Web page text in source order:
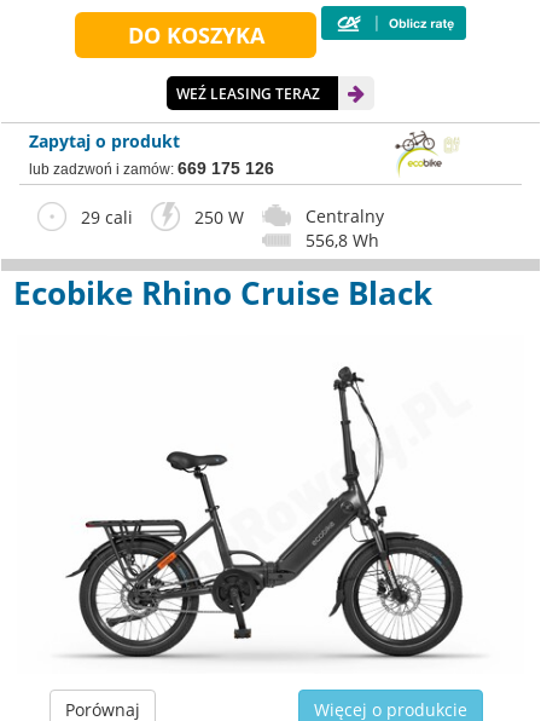
WEŹ LEASING TERAZ
Zapytaj o produkt
lub zadzwoń i zamów: 669 175 126
29 cali 250 W
Centralny
556,8 Wh
Ecobike Rhino Cruise Black
Porównaj Więcej o produkcie